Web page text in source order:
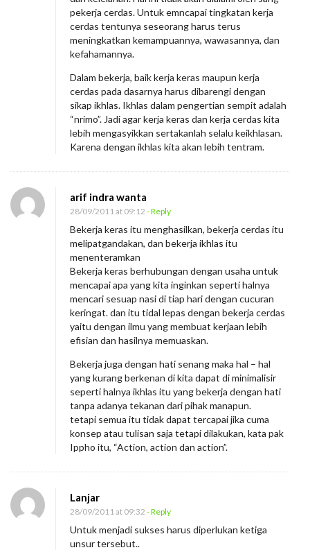
pekerja cerdas. Untuk emncapai tingkatan kerja
cerdas tentunya seseorang harus terus
meningkatkan kemampuannya, wawasannya, dan
kefahamannya.
Dalam bekerja, baik kerja keras maupun kerja
cerdas pada dasarnya harus dibarengi dengan
sikap ikhlas. Ikhlas dalam pengertian sempit adalah
“nrimo”. Jadi agar kerja keras dan kerja cerdas kita
lebih mengasyikkan sertakanlah selalu keikhlasan.
Karena dengan ikhlas kita akan lebih tentram.
arif indra wanta
28/09/2011 at 09:12 - Reply
Bekerja keras itu menghasilkan, bekerja cerdas itu
melipatgandakan, dan bekerja ikhlas itu
menenteramkan
Bekerja keras berhubungan dengan usaha untuk
mencapai apa yang kita inginkan seperti halnya
mencari sesuap nasi di tiap hari dengan cucuran
keringat. dan itu tidal lepas dengan bekerja cerdas
yaitu dengan ilmu yang membuat kerjaan lebih
efisian dan hasilnya memuaskan.
Bekerja juga dengan hati senang maka hal – hal
yang kurang berkenan di kita dapat di minimalisir
seperti halnya ikhlas itu yang bekerja dengan hati
tanpa adanya tekanan dari pihak manapun.
tetapi semua itu tidak dapat tercapai jika cuma
konsep atau tulisan saja tetapi dilakukan, kata pak
Ippho itu, “Action, action dan action”.
Lanjar
28/09/2011 at 09:32 - Reply
Untuk menjadi sukses harus diperlukan ketiga
unsur tersebut..